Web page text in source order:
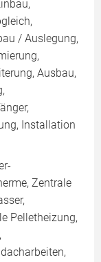
/ Auslegung,
Ausbau,
Installation
Zentrale
Pelletheizung,